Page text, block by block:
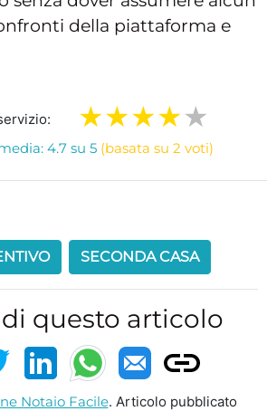
della piattaforma e
4.7 su 5 (basata su 2 voti)
SECONDA CASA
questo articolo
Notaio Facile. Articolo pubblicato